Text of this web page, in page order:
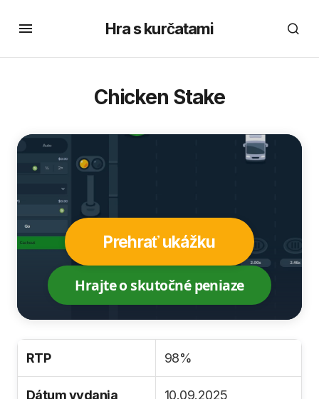
Hra s kurčatami
Chicken Stake
Prehrať ukážku
Hrajte o skutočné peniaze
RTP 98%
Dátum vydania 10.09.2025